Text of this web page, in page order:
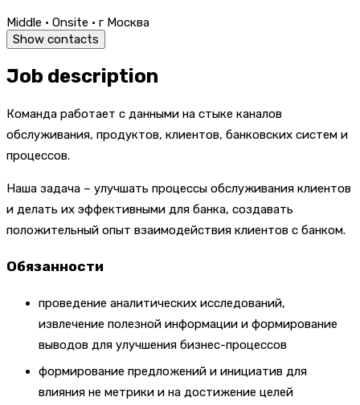
Middle · Onsite · г Москва
Show contacts
Job description
Команда работает с данными на стыке каналов
обслуживания, продуктов, клиентов, банковских систем и
процессов.
Наша задача – улучшать процессы обслуживания клиентов
и делать их эффективными для банка, создавать
положительный опыт взаимодействия клиентов с банком.
Обязанности
проведение аналитических исследований,
извлечение полезной информации и формирование
выводов для улучшения бизнес-процессов
формирование предложений и инициатив для
влияния не метрики и на достижение целей